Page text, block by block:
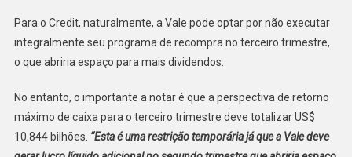
Para o Credit, naturalmente, a Vale pode optar por não executar
integralmente seu programa de recompra no terceiro trimestre,
o que abriria espaço para mais dividendos.
No entanto, o importante a notar é que a perspectiva de retorno
máximo de caixa para o terceiro trimestre deve totalizar US$
10,844 bilhões. “Esta é uma restrição temporária já que a Vale deve